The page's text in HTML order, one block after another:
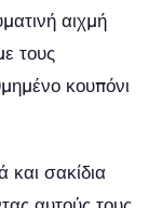
αιχμή
τους
κουπόνι
και σακίδια